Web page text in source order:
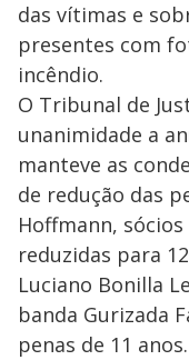
das vítimas e
presentes com
incêndio.
O Tribunal de
unanimidade a
manteve as
de redução das
Hoffmann,
reduzidas para
Luciano Bonilla
banda Gurizada
penas de 11